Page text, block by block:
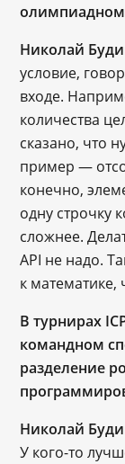
Николай
условие,
входе.
количества
сказано, что
пример —
конечно,
одну строчку
сложнее.
API не надо.
к
В турнирах
командном
разделение
Николай
У кого-то